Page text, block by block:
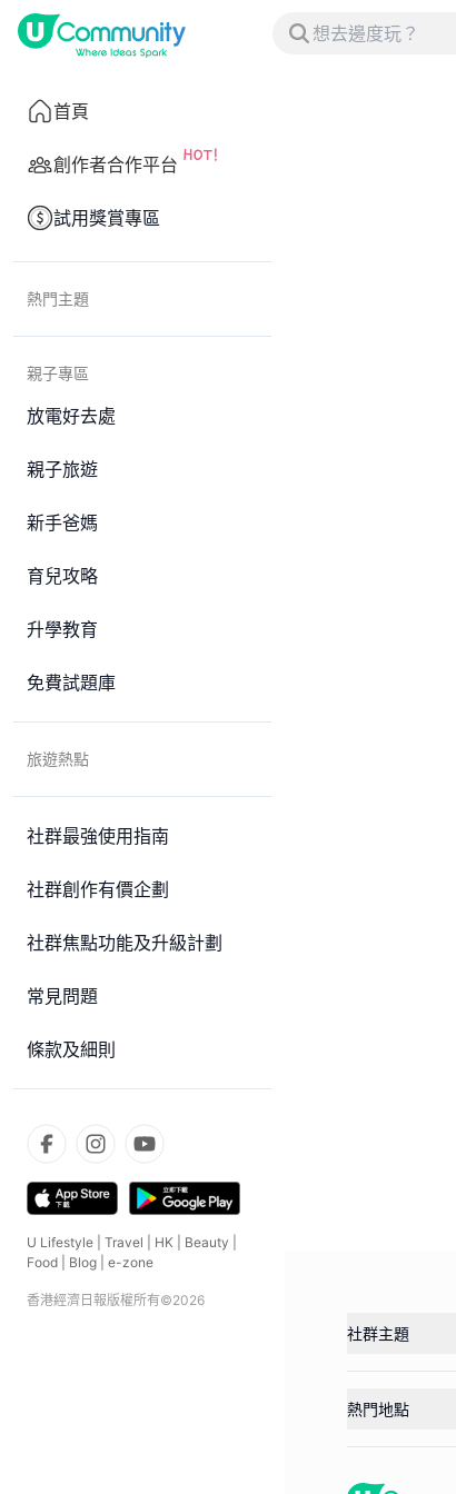
首頁
創作者合作平台
試用獎賞專區
熱門主題
親子專區
放電好去處
親子旅遊
新手爸媽
育兒攻略
升學教育
免費試題庫
旅遊熱點
社群最強使用指南
社群創作有價企劃
社群焦點功能及升級計劃
常見問題
條款及細則
U Lifestyle Travel HK Beauty
Food
Blog e-zone
香港經濟日報版權所有©2026
社群主題
熱門地點